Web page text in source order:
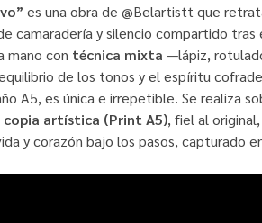
es una obra de @Belartistt que
camaradería y silencio compartido tras
mano con técnica mixta —lápiz,
de los tonos y el espíritu
A5, es única e irrepetible. Se realiza
copia artística (Print A5), fiel al
y corazón bajo los pasos, capturado